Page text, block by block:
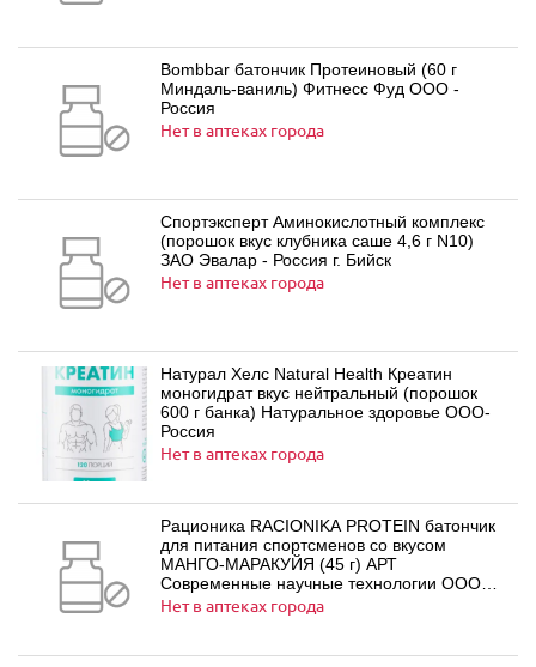
Bombbar батончик Протеиновый (60 г
Миндаль-ваниль) Фитнесс Фуд ООО -
Россия
Нет в аптеках города
Спортэксперт Аминокислотный комплекс
(порошок вкус клубника саше 4,6 г N10)
ЗАО Эвалар - Россия г. Бийск
Нет в аптеках города
Натурал Хелс Natural Health Креатин
моногидрат вкус нейтральный (порошок
600 г банка) Натуральное здоровье ООО-
Россия
Нет в аптеках города
Рационика RACIONIKA PROTEIN батончик
для питания спортсменов со вкусом
МАНГО-МАРАКУЙЯ (45 г) АРТ
Современные научные технологии ООО -
Россия
Нет в аптеках города